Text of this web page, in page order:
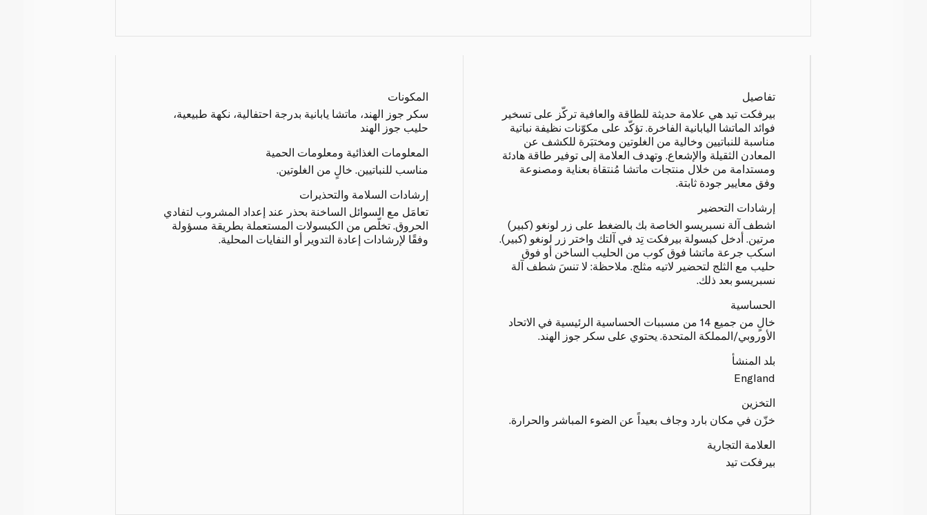
تفاصيل
بيرفكت تيد هي علامة حديثة للطاقة والعافية تركّز على تسخير
فوائد الماتشا اليابانية الفاخرة. تؤكّد على مكوّنات نظيفة نباتية
مناسبة للنباتيين وخالية من الغلوتين ومختبَرة للكشف عن
المعادن الثقيلة والإشعاع. وتهدف العلامة إلى توفير طاقة هادئة
ومستدامة من خلال منتجات ماتشا مُنتقاة بعناية ومصنوعة
وفق معايير جودة ثابتة.
إرشادات التحضير
اشطف آلة نسبريسو الخاصة بك بالضغط على زر لونغو (كبير)
مرتين. أدخل كبسولة بيرفكت تِد في آلتك واختر زر لونغو (كبير).
اسكب جرعة ماتشا فوق كوب من الحليب الساخن أو فوق
حليب مع الثلج لتحضير لاتيه مثلج. ملاحظة: لا تنسَ شطف آلة
نسبريسو بعد ذلك.
الحساسية
خالٍ من جميع 14 من مسببات الحساسية الرئيسية في الاتحاد
الأوروبي/المملكة المتحدة. يحتوي على سكر جوز الهند.
بلد المنشأ
England
التخزين
خزّن في مكان بارد وجاف بعيداً عن الضوء المباشر والحرارة.
العلامة التجارية
بيرفكت تيد
المكونات
سكر جوز الهند، ماتشا يابانية بدرجة احتفالية، نكهة طبيعية،
حليب جوز الهند
المعلومات الغذائية ومعلومات الحمية
مناسب للنباتيين. خالٍ من الغلوتين.
إرشادات السلامة والتحذيرات
تعامَل مع السوائل الساخنة بحذر عند إعداد المشروب لتفادي
الحروق. تخلّص من الكبسولات المستعملة بطريقة مسؤولة
وفقًا لإرشادات إعادة التدوير أو النفايات المحلية.